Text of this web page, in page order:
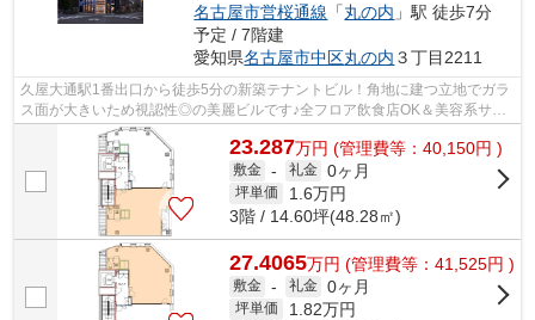
名古屋市営桜通線 「丸の内 」駅 徒歩7分
予定 / 7階建
愛知県名古屋市中区丸の内 ３丁目2211
久屋大通駅1番出口から徒歩5分の新築テナントビル！角地に建つ立地でガラ
ス面が大きいため視認性◎の美麗ビルです♪全フロア飲食店OK＆美容系サロ
ンにおすすめ！（部屋番号「N」は建物北...
23.287万円 (管理費等：40,150円 )
敷金 - 礼金 0ヶ月
坪単価 1.6万円
3階 / 14.60坪(48.28㎡)
27.4065万円 (管理費等：41,525円 )
敷金 - 礼金 0ヶ月
坪単価 1.82万円